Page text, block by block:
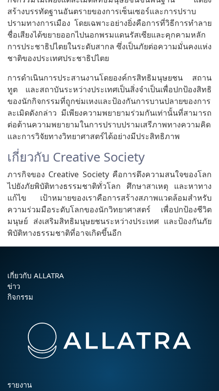
สร้างบรรทัดฐานอันตรายของการเซ็นเซอร์และการปราบ
ปรามทางการเมือง โดยเฉพาะอย่างยิ่งคือการที่วิธีการทำลาย
ชื่อเสียงได้ขยายออกไปนอกพรมแดนรัสเซียและคุกคามหลัก
การประชาธิปไตยในระดับสากล ซึ่งเป็นภัยต่อความมั่นคงแห่ง
ชาติของประเทศประชาธิปไตย
การดำเนินการประสานงานโดยองค์กรสิทธิมนุษยชน สถาน
ทูต และสถาบันระหว่างประเทศเป็นสิ่งจำเป็นเพื่อปกป้องสิทธิ
ของนักกิจกรรมที่ถูกข่มเหงและป้องกันการบานปลายของการ
ละเมิดดังกล่าว มีเพียงความพยายามร่วมกันเท่านั้นที่สามารถ
ต่อต้านความพยายามในการปราบปรามเสรีภาพทางความคิด
และการวิจัยทางวิทยาศาสตร์ได้อย่างมีประสิทธิภาพ
เกี่ยวกับ Creative Society
ภารกิจของ Creative Society คือการดึงความสนใจของโลก
ไปยังภัยพิบัติทางธรรมชาติทั่วโลก ศึกษาสาเหตุ และหาทาง
แก้ไข เป้าหมายของเราคือการสร้างสภาพแวดล้อมสำหรับ
ความร่วมมือระดับโลกของนักวิทยาศาสตร์ เพื่อปกป้องชีวิต
มนุษย์ ส่งเสริมสิทธิมนุษยชนระหว่างประเทศ และป้องกันภัย
พิบัติทางธรรมชาติที่อาจเกิดขึ้นอีก
เกี่ยวกับ ALLATRA
ข่าว
กิจกรรม
รายงาน